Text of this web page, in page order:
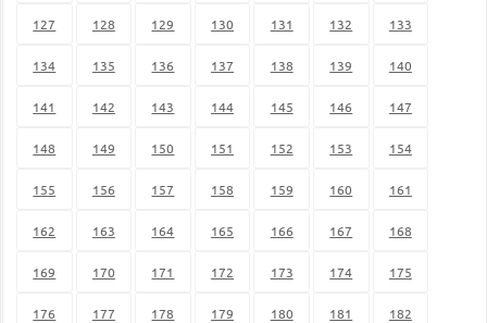
127 128 129 130 131 132 133
134 135 136 137 138 139 140
141 142 143 144 145 146 147
148 149 150 151 152 153 154
155 156 157 158 159 160 161
162 163 164 165 166 167 168
169 170 171 172 173 174 175
176 177 178 179 180 181 182